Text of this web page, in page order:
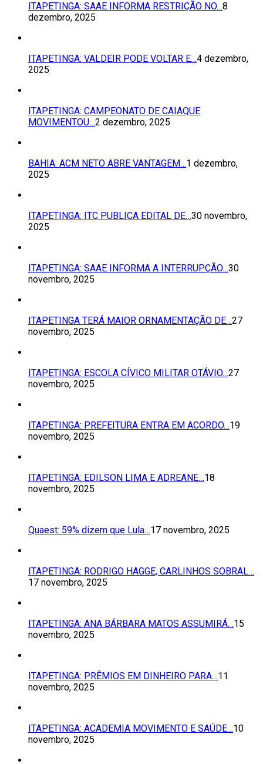
ITAPETINGA: SAAE INFORMA RESTRIÇÃO NO…8
dezembro, 2025
ITAPETINGA: VALDEIR PODE VOLTAR E…4 dezembro,
2025
ITAPETINGA: CAMPEONATO DE CAIAQUE
MOVIMENTOU…2 dezembro, 2025
BAHIA: ACM NETO ABRE VANTAGEM…1 dezembro,
2025
ITAPETINGA: ITC PUBLICA EDITAL DE…30 novembro,
2025
ITAPETINGA: SAAE INFORMA A INTERRUPÇÃO…30
novembro, 2025
ITAPETINGA TERÁ MAIOR ORNAMENTAÇÃO DE…27
novembro, 2025
ITAPETINGA: ESCOLA CÍVICO MILITAR OTÁVIO…27
novembro, 2025
ITAPETINGA: PREFEITURA ENTRA EM ACORDO…19
novembro, 2025
ITAPETINGA: EDILSON LIMA E ADREANE…18
novembro, 2025
Quaest: 59% dizem que Lula…17 novembro, 2025
ITAPETINGA: RODRIGO HAGGE, CARLINHOS SOBRAL…
17 novembro, 2025
ITAPETINGA: ANA BÁRBARA MATOS ASSUMIRÁ…15
novembro, 2025
ITAPETINGA: PRÊMIOS EM DINHEIRO PARA…11
novembro, 2025
ITAPETINGA: ACADEMIA MOVIMENTO E SAÚDE…10
novembro, 2025